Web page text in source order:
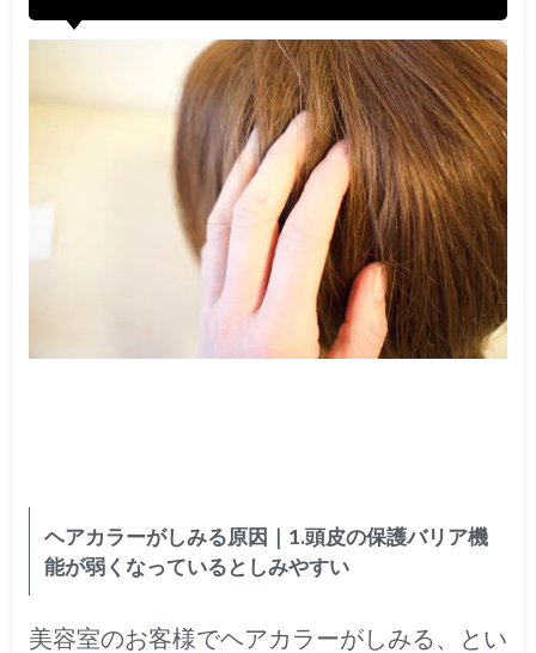
ヘアカラーがしみる原因｜1.頭皮の保護バリア機
能が弱くなっているとしみやすい
美容室のお客様でヘアカラーがしみる、とい